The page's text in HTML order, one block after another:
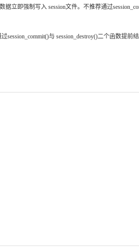
据立即强制写入 session文件。不推荐通过
与 session_destroy()二个函数